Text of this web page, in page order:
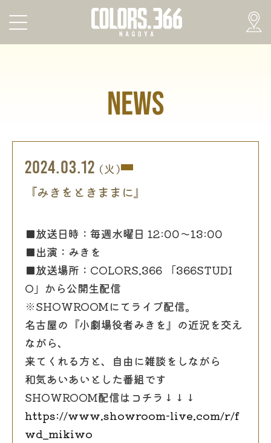
NEWS
2024.03.12 (火)
『みきをときままに』
■放送日時：毎週水曜日 12:00〜13:00
■出演：みきを
■放送場所：COLORS.366 「366STUDI
O」から公開生配信
※SHOWROOMにてライブ配信。
名古屋の『小劇場役者みきを』の近況を交え
ながら、
来てくれる方と、自由に雑談をしながら
和気あいあいとした番組です
SHOWROOM配信はコチラ↓↓↓
https://www.showroom-live.com/r/f
wd_mikiwo